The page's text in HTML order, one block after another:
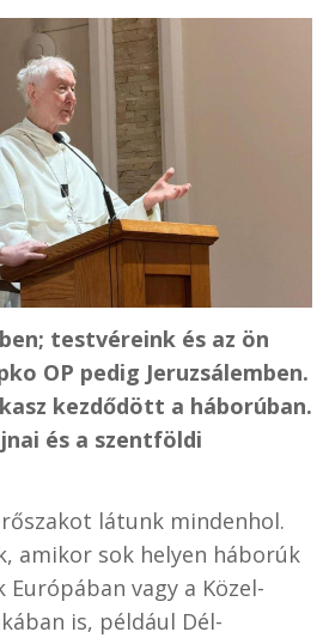
testvéreink és az ön
OP pedig Jeruzsálemben.
kezdődött a háborúban.
és a szentföldi
látunk mindenhol.
amikor sok helyen háborúk
vagy a Közel-
is, például Dél-